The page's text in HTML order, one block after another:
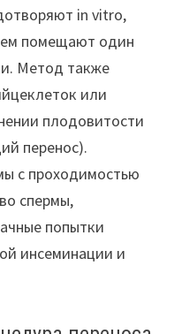
in vitro,
помещают один
Метод также
или
плодовитости
перенос).
с проходимостью
спермы,
попытки
инсеминации и